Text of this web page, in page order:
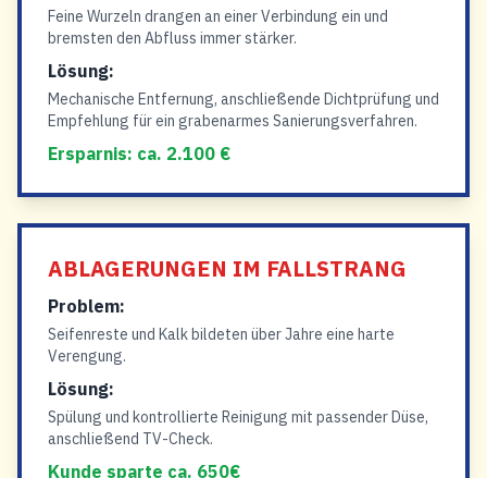
Feine Wurzeln drangen an einer Verbindung ein und
bremsten den Abfluss immer stärker.
Lösung:
Mechanische Entfernung, anschließende Dichtprüfung und
Empfehlung für ein grabenarmes Sanierungsverfahren.
Ersparnis: ca. 2.100 €
ABLAGERUNGEN IM FALLSTRANG
Problem:
Seifenreste und Kalk bildeten über Jahre eine harte
Verengung.
Lösung:
Spülung und kontrollierte Reinigung mit passender Düse,
anschließend TV-Check.
Kunde sparte ca. 650€